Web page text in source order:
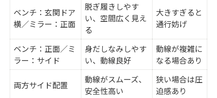
靴箱上スペースを活かすインテリア術
家族構成に合わせて選ぶ玄関インテリアポイン
ト
家族人数別インテリア配置アイデア
子どもがいる家庭の玄関インテリア実例
ペットと暮らす玄関インテリアの工夫
ベンチ：玄関ドア
横／ミラー：正面
脱ぎ履きしやす
い、空間広く見え
る
大きすぎると
通行妨げ
ベンチ：正面／ミ
ラー：サイド
身だしなみしやす
い、動線良好
動線が複雑に
なる場合あり
両方サイド配置
動線がスムーズ、
安全性高い
狭い場合は圧
迫感あり